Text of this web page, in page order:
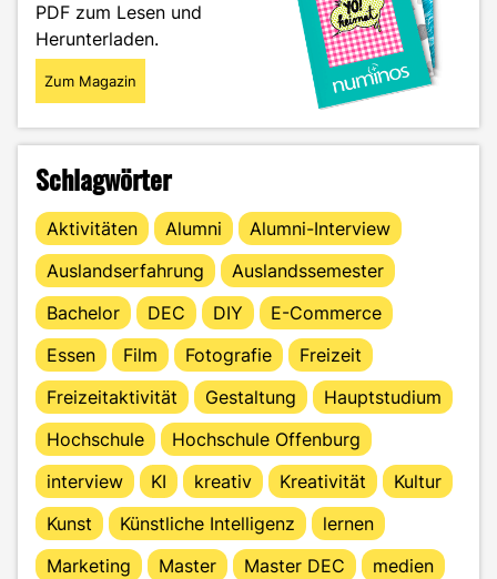
PDF zum Lesen und
Herunterladen.
Zum Magazin
Schlagwörter
Aktivitäten Alumni
Alumni-Interview
Auslandserfahrung
Auslandssemester
Bachelor
DEC DIY
E-Commerce
Essen
Film Fotografie
Freizeit
Freizeitaktivität
Gestaltung
Hauptstudium
Hochschule
Hochschule Offenburg
interview
KI kreativ Kreativität
Kultur
Kunst
Künstliche Intelligenz
lernen
Marketing
Master Master DEC
medien